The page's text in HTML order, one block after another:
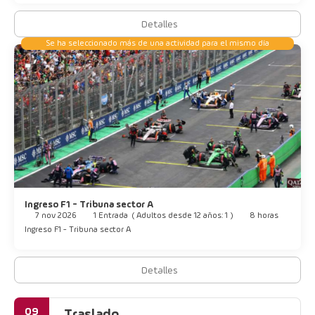
metros cuadrados de espacio con zona para conferencias y
Detalles
Se ha seleccionado más de una actividad para el mismo día
Ingreso F1 - Tribuna sector A
7 nov 2026 1 Entrada ( Adultos desde 12 años: 1 )
8 horas
Ingreso F1 - Tribuna sector A
Detalles
09